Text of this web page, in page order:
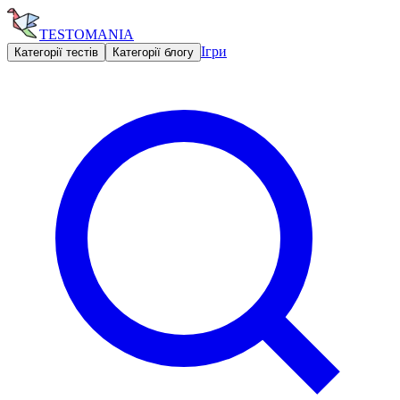
TESTOMANIA
Категорії тестів Категорії блогу Ігри